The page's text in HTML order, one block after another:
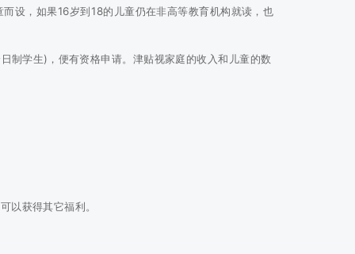
设，如果16岁到18的儿童仍在非高等教育机构就读，也
制学生)，便有资格申请。津贴视家庭的收入和儿童的数
以获得其它福利。